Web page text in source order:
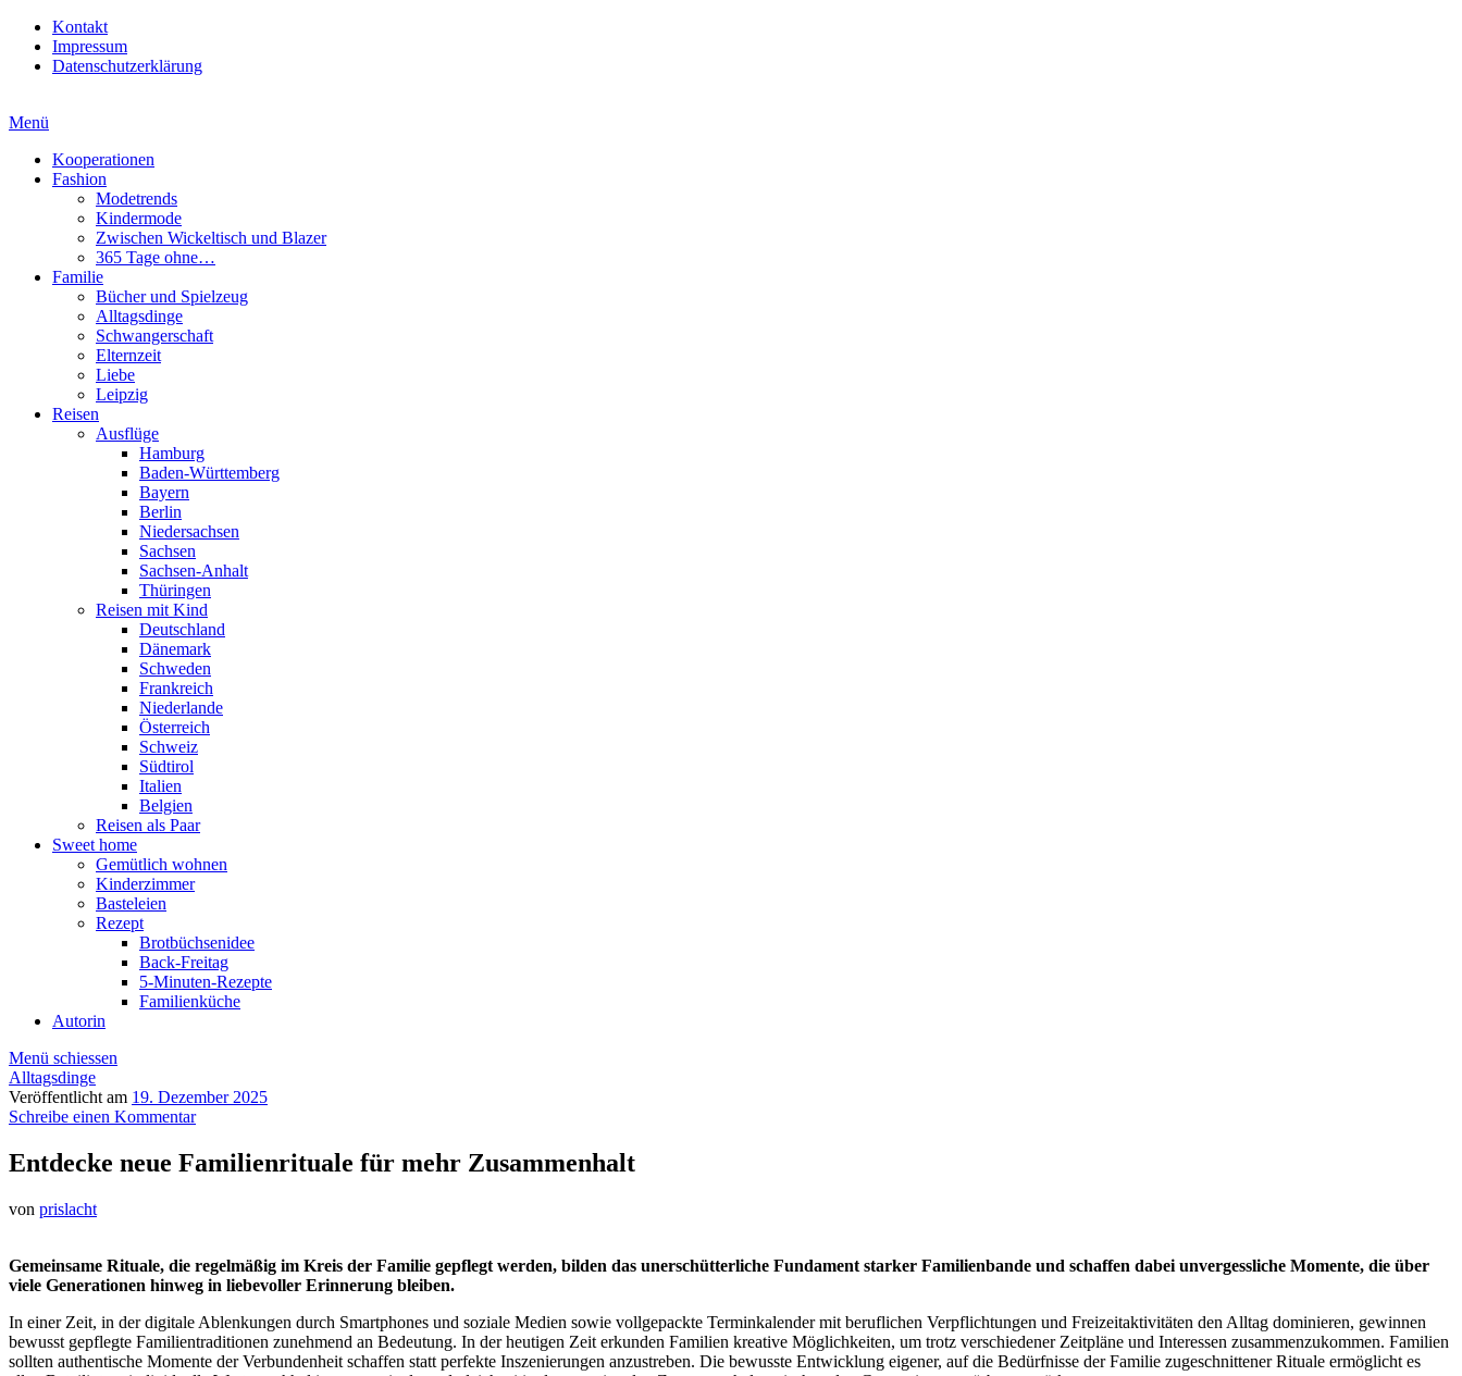
Kontakt
Impressum
Datenschutzerklärung
Menü
Kooperationen
Fashion
Modetrends
Kindermode
Zwischen Wickeltisch und Blazer
365 Tage ohne…
Familie
Bücher und Spielzeug
Alltagsdinge
Schwangerschaft
Elternzeit
Liebe
Leipzig
Reisen
Ausflüge
Hamburg
Baden-Württemberg
Bayern
Berlin
Niedersachsen
Sachsen
Sachsen-Anhalt
Thüringen
Reisen mit Kind
Deutschland
Dänemark
Schweden
Frankreich
Niederlande
Österreich
Schweiz
Südtirol
Italien
Belgien
Reisen als Paar
Sweet home
Gemütlich wohnen
Kinderzimmer
Basteleien
Rezept
Brotbüchsenidee
Back-Freitag
5-Minuten-Rezepte
Familienküche
Autorin
Menü schiessen
Alltagsdinge
Veröffentlicht am 19. Dezember 2025
Schreibe einen Kommentar
Entdecke neue Familienrituale für mehr Zusammenhalt
von prislacht
Gemeinsame Rituale, die regelmäßig im Kreis der Familie gepflegt werden, bilden das unerschütterliche Fundament starker Familienbande und schaffen dabei unvergessliche Momente, die über
viele Generationen hinweg in liebevoller Erinnerung bleiben.
In einer Zeit, in der digitale Ablenkungen durch Smartphones und soziale Medien sowie vollgepackte Terminkalender mit beruflichen Verpflichtungen und Freizeitaktivitäten den Alltag dominieren, gewinnen
bewusst gepflegte Familientraditionen zunehmend an Bedeutung. In der heutigen Zeit erkunden Familien kreative Möglichkeiten, um trotz verschiedener Zeitpläne und Interessen zusammenzukommen. Familien
sollten authentische Momente der Verbundenheit schaffen statt perfekte Inszenierungen anzustreben. Die bewusste Entwicklung eigener, auf die Bedürfnisse der Familie zugeschnittener Rituale ermöglicht es